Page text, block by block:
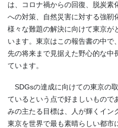
は、コロナ禍からの回復、脱炭素
への対策、自然災害に対する強靭
様々な難題の解決に向けて東京が
います。東京はこの報告書の中
先の将来まで見据えた野心的な中
ています。
SDGsの達成に向けての東京の
ているという点で好ましいもので
みの主たる目標は、人が輝くイン
東京を世界で最も素晴らしい都市